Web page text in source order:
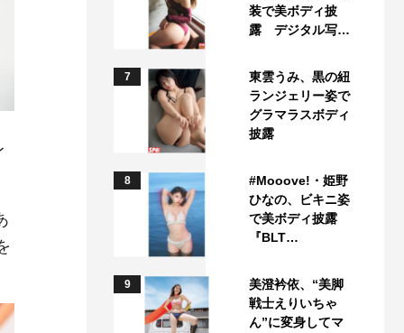
装で美ボディ披
露 デジタル写…
7
東雲うみ、黒の紐
ランジェリー姿で
グラマラスボディ
披露
8
#Mooove!・姫野
ひなの、ビキニ姿
で美ボディ披露
『BLT…
9
美澄衿依、“美脚
戦士えりいちゃ
ん”に変身してマ